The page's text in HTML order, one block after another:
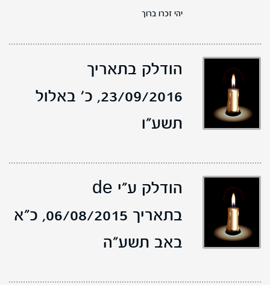
יהי זכרו ברוך
הודלק בתאריך
23/09/2016, כ' באלול
תשע"ו
הודלק ע"י de
בתאריך 06/08/2015,
כ"א
באב תשע"ה